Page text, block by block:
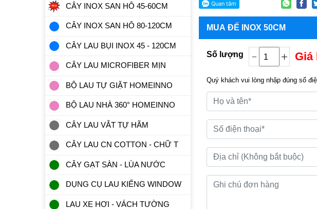
CÂY INOX SAN HÔ 45-60CM
CÂY INOX SAN HÔ 80-120CM
CÂY LAU BỤI INOX 45 - 120CM
CÂY LAU MICROFIBER MỊN
BỘ LAU TỰ GIẶT HOMEINNO
BỘ LAU NHÀ 360° HOMEINNO
CÂY LAU VẮT TỰ HÃM
CÂY LAU CN COTTON - CHỮ T
CÂY GẠT SÀN - LÙA NƯỚC
DỤNG CỤ LAU KIẾNG WINDOW
LAU XE HƠI - VÁCH TƯỜNG
MUA ĐẾ INOX 50CM
Số lượng Giá
Quý khách vui lòng nhập đúng số